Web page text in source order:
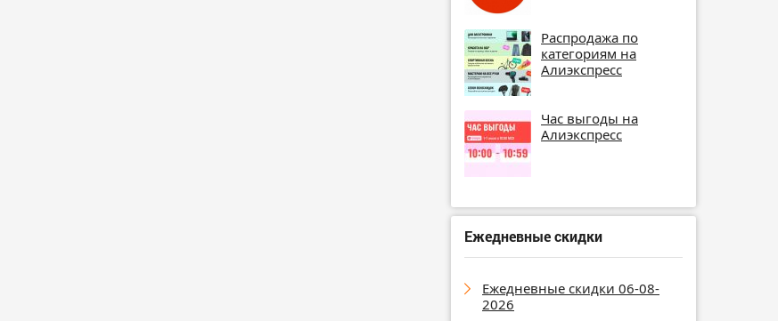
Распродажа по
категориям на
Алиэкспресс
Час выгоды на
Алиэкспресс
Ежедневные скидки
Ежедневные скидки 06-08-
2026